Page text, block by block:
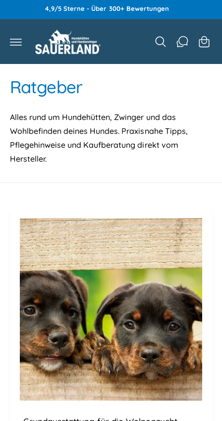
m
h
al
4,9/5 Sterne - Über 300+ Bewertungen
n
Ratgeber
Alles rund um Hundehütten, Zwinger und das
Wohlbefinden deines Hundes. Praxisnahe Tipps,
Pflegehinweise und Kaufberatung direkt vom
Hersteller.